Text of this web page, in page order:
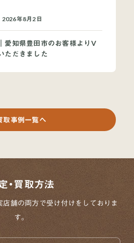
2026年8月2日
愛知県豊田市のお客様よりV
ただきました
取事例一覧へ
・買取方法
店舗の両方で受け付けをしておりま
す。